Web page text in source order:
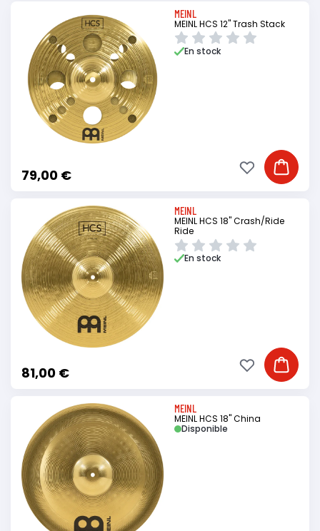
MEINL
MEINL HCS 12" Trash Stack
79,00 €
En stock
Ajouter
Ajouter à ma
MEINL
MEINL HCS 18" Crash/Ride
Ride
81,00 €
En stock
Ajouter
Ajouter à ma
MEINL
MEINL HCS 18" China
Disponible